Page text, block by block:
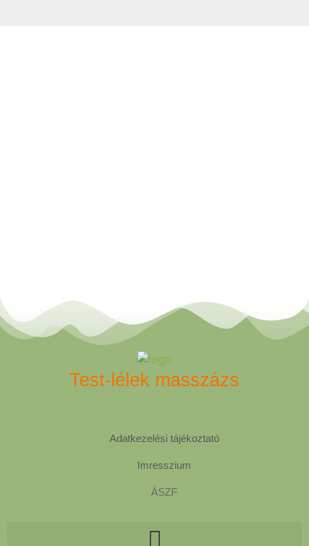
Test-lélek masszázs
Adatkezelési tájékoztató
Imresszium
ÁSZF